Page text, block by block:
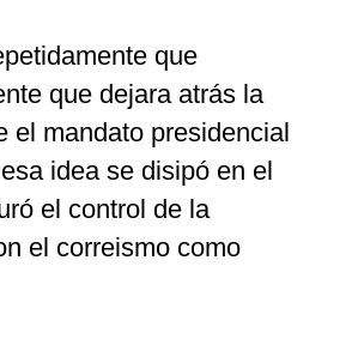
que
que dejara atrás la
el mandato presidencial
idea se disipó en el
el control de la
el correismo como